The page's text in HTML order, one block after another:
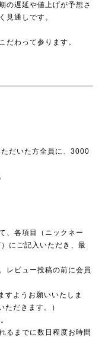
の遅延や値上げが予想さ
見通しです。
だわって参ります。
だいた方全員に、3000
、各項目（ニックネー
にご記入いただき、最
レビュー投稿の前に会員
ようお願いいたしま
だきます。）
るまでに数日程度お時間